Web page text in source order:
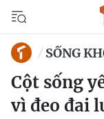
SỐNG
Cột sống
vì đeo đai